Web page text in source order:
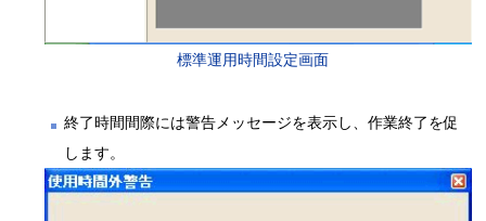
標準運用時間設定画面
終了時間間際には警告メッセージを表示し、作業終了を促
します。